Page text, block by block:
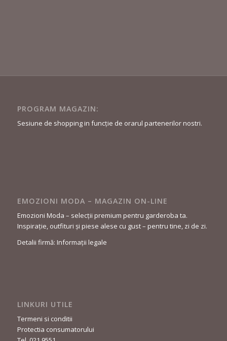
PROGRAM MAGAZIN:
Sesiune de shopping in funcție de orarul partenerilor nostri.
EMOZIONI MODA – MAGAZIN ON-LINE
Emozioni Moda – selecții premium pentru garderoba ta.
Inspirație, outfituri și piese alese cu gust – pentru tine, zi de zi.
Detalii firmă: Informații legale
LINKURI UTILE
Termeni si conditii
Protectia consumatorului